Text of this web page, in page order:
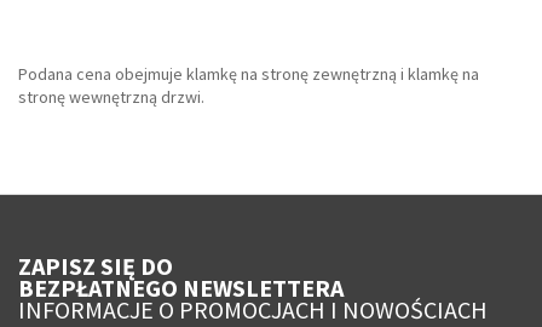
Podana cena obejmuje klamkę na stronę zewnętrzną i klamkę na
stronę wewnętrzną drzwi.
ZAPISZ SIĘ DO
BEZPŁATNEGO NEWSLETTERA
INFORMACJE O PROMOCJACH I NOWOŚCIACH